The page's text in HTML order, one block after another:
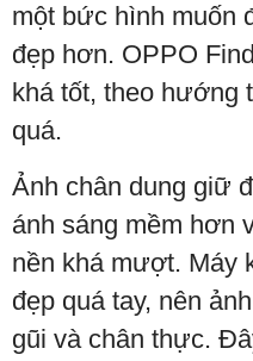
một bức hình muốn
đẹp hơn. OPPO
khá tốt, theo hướng
quá.
Ảnh chân dung giữ
ánh sáng mềm hơn
nền khá mượt. Máy
đẹp quá tay, nên
gũi và chân thực.